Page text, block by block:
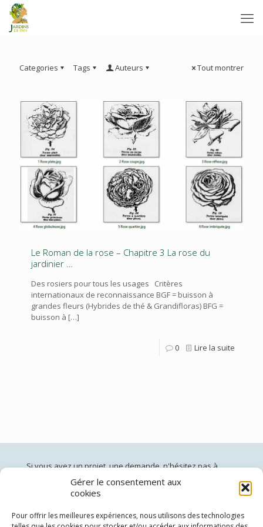
Gérer le consentement aux
cookies
Pour offrir les meilleures expériences, nous utilisons des technologies
Categories Tags Auteurs Tout montrer
Le Roman de la rose – Chapitre 3 La rose du
jardinier …
Des rosiers pour tous les usages Critères
internationaux de reconnaissance BGF = buisson à
grandes fleurs (Hybrides de thé & Grandifloras) BFG =
buisson à […]
0 Lire la suite
Si vous avez un projet, une demande, n'hésitez pas à
nous contacter:
jardinsdepan@gmail.com